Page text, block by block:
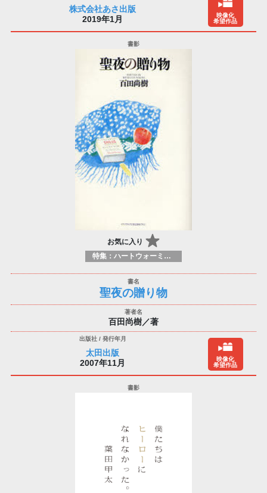
株式会社あさ出版
2019年1月
映像化
希望作品
お気に入り
特集：ハートウォーミング
聖夜の贈り物
百田尚樹／著
太田出版
2007年11月
映像化
希望作品